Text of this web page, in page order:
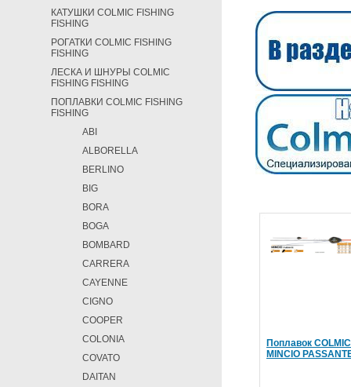
КАТУШКИ COLMIC FISHING
FISHING
РОГАТКИ COLMIC FISHING
FISHING
ЛЕСКА И ШНУРЫ COLMIC
FISHING FISHING
ПОПЛАВКИ COLMIC FISHING
FISHING
ABI
ALBORELLA
BERLINO
BIG
BORA
BOGA
BOMBARD
CARRERA
CAYENNE
CIGNO
COOPER
COLONIA
COVATO
DAITAN
Поплавок
MINCIO